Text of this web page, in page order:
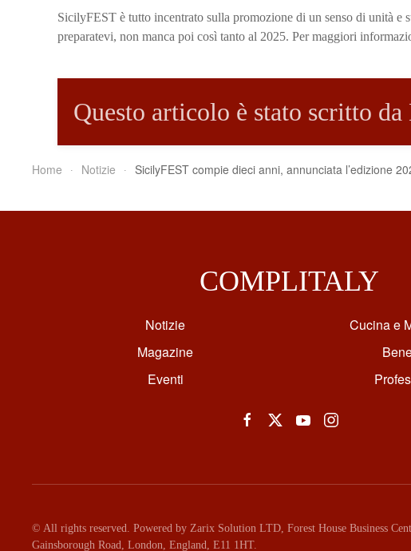
SicilyFEST è tutto incentrato sulla promozione di un senso di unità
preparatevi, non manca poi così tanto al 2025. Per maggiori
Questo articolo è stato scritto
Home Notizie SicilyFEST compie dieci anni, annunciata l’edizione
COMPLITALY
Notizie
Magazine
Eventi
Cucina e
© All rights reserved. Powered by Zarix Solution LTD, Forest House Business
Gainsborough Road, London, England, E11 1HT.